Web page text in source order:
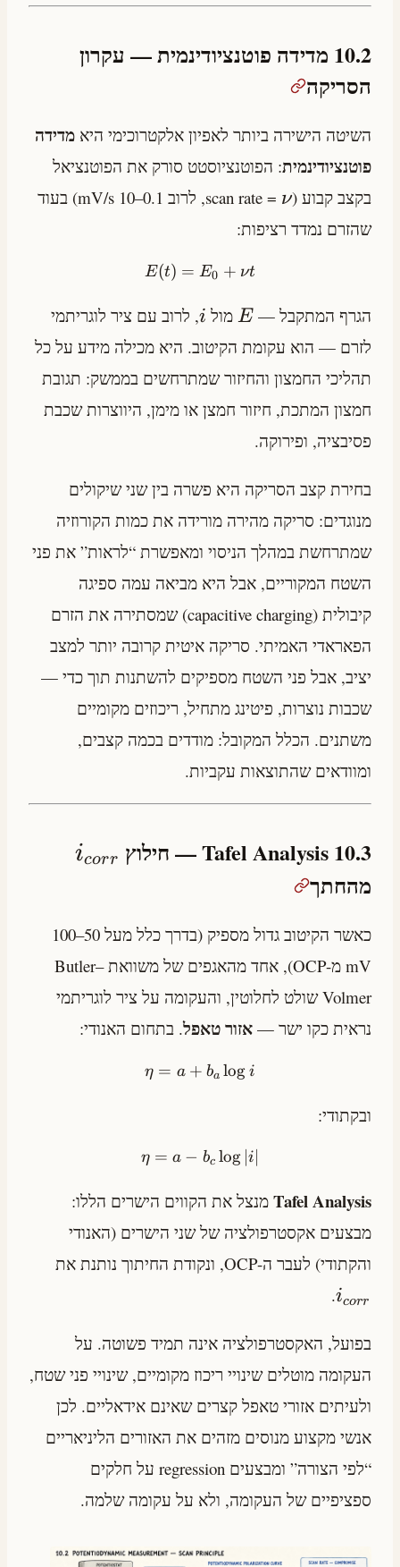
10.2 מדידה פוטנציודינמית — עקרון
הסריקה
השיטה הישירה ביותר לאפיון אלקטרוכימי היא מדידה
פוטנציודינמית: הפוטנציוסטט סורק את הפוטנציאל
בקצב קבוע (ν
= scan rate, לרוב 0.1–10 mV/s) בעוד
שהזרם נמדד רציפות:
E(t) = E0 + νt
הגרף המתקבל — E מול i, לרוב עם ציר לוגריתמי
לזרם — הוא עקומת הקיטוב. היא מכילה מידע על כל
תהליכי החמצון והחיזור שמתרחשים בממשק: תגובת
חמצון המתכת, חיזור חמצן או מימן, היווצרות שכבת
פסיבציה, ופירוקה.
בחירת קצב הסריקה היא פשרה בין שני שיקולים
מנוגדים: סריקה מהירה מורידה את כמות הקורוזיה
שמתרחשת במהלך הניסוי ומאפשרת “לראות” את פני
השטח המקוריים, אבל היא מביאה עמה ספיגה
קיבולית (capacitive charging) שמסתירה את הזרם
הפאראדי האמיתי. סריקה איטית קרובה יותר למצב
יציב, אבל פני השטח מספיקים להשתנות תוך כדי —
שכבות נוצרות, פיטינג מתחיל, ריכוזים מקומיים
משתנים. הכלל המקובל: מודדים בכמה קצבים,
ומוודאים שהתוצאות עקביות.
10.3 Tafel Analysis — חילוץ icorr
מהחתך
כאשר הקיטוב גדול מספיק (בדרך כלל מעל 50–100
mV מ-OCP), אחד מהאגפים של משוואת Butler–
Volmer שולט לחלוטין, והעקומה על ציר לוגריתמי
נראית כקו ישר — אזור טאפל. בתחום האנודי:
η = a + ba log i
ובקתודי:
η = a − bc log ∣i
Tafel Analysis מנצל את הקווים הישרים הללו:
מבצעים אקסטרפולציה של שני הישרים (האנודי
והקתודי) לעבר ה-OCP, ונקודת החיתוך נותנת את
icorr
.
בפועל, האקסטרפולציה אינה תמיד פשוטה. על
העקומה מוטלים שינויי ריכוז מקומיים, שינויי פני שטח,
ולעיתים אזורי טאפל קצרים שאינם אידאליים. לכן
אנשי מקצוע מנוסים מזהים את האזורים הליניאריים
“לפי הצורה” ומבצעים regression על חלקים
ספציפיים של העקומה, ולא על עקומה שלמה.